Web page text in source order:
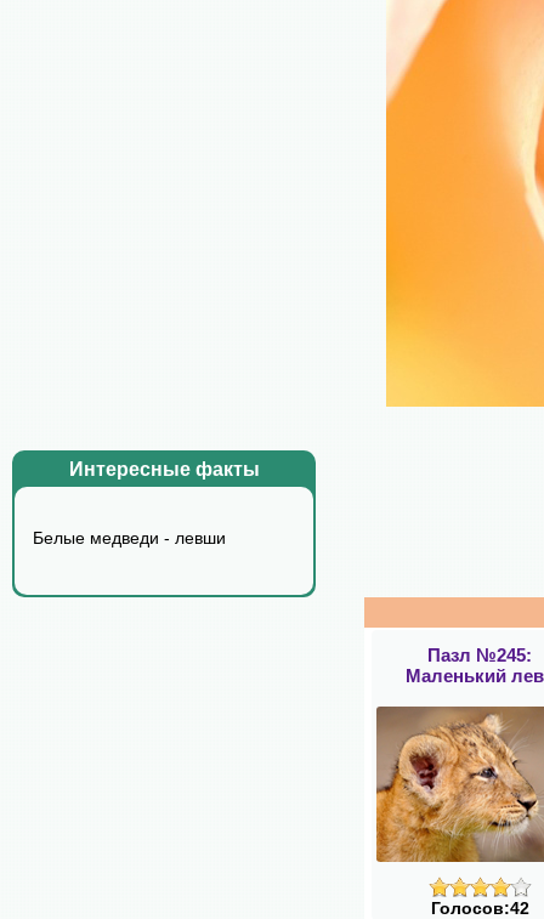
Интересные факты
Белые медведи - левши
Пазл №245:
Маленький
Голосов:42